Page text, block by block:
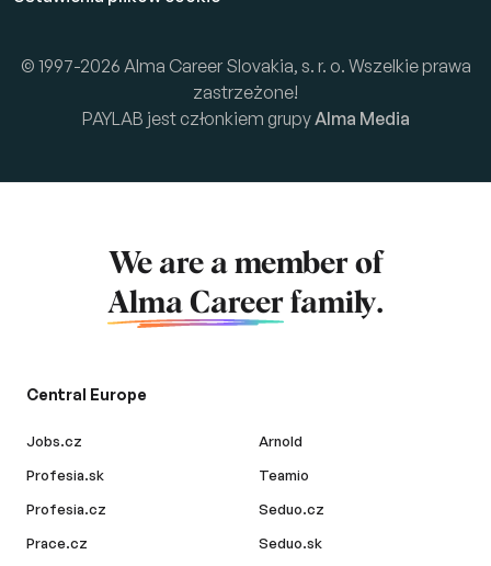
© 1997-2026 Alma Career Slovakia, s. r. o. Wszelkie prawa
zastrzeżone!
PAYLAB jest członkiem grupy Alma Media
We are a member of
Alma Career family.
Central Europe
Jobs.cz
Profesia.sk
Profesia.cz
Prace.cz
Arnold
Teamio
Seduo.cz
Seduo.sk